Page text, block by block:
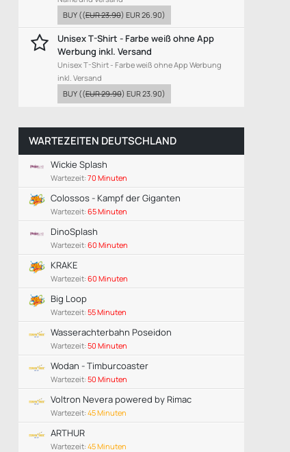
BUY ((EUR 23.90) EUR 26.90)
Unisex T-Shirt - Farbe weiß ohne App
Werbung inkl. Versand
Unisex T-Shirt - Farbe weiß ohne App Werbung
inkl. Versand
BUY ((EUR 29.90) EUR 23.90)
WARTEZEITEN DEUTSCHLAND
Wickie Splash
Wartezeit: 70 Minuten
Colossos - Kampf der Giganten
Wartezeit: 65 Minuten
DinoSplash
Wartezeit: 60 Minuten
KRAKE
Wartezeit: 60 Minuten
Big Loop
Wartezeit: 55 Minuten
Wasserachterbahn Poseidon
Wartezeit: 50 Minuten
Wodan - Timburcoaster
Wartezeit: 50 Minuten
Voltron Nevera powered by Rimac
Wartezeit: 45 Minuten
ARTHUR
Wartezeit: 45 Minuten